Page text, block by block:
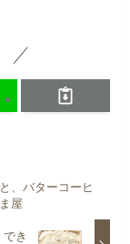
、バターコーヒ
屋
き